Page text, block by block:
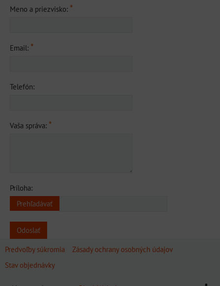
Meno a priezvisko: *
Email: *
Telefón:
Vaša správa: *
Príloha:
Odoslať
Predvoľby súkromia
Zásady ochrany osobných údajov
Stav objednávky